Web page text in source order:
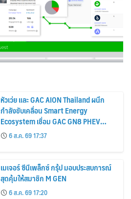
หัวเว่ย และ GAC AION Thailand ผนึก
กำลังขับเคลื่อน Smart Energy
Ecosystem เชื่อม GAC GN8 PHEV
รถยนต์ MPV ระดับพรีเมียม เข้ากับ
พลังงานแสงอาทิตย์ภายในบ้าน
6 ส.ค. 69 17:37
เมเจอร์ ซีนีเพล็กซ์ กรุ้ป มอบประสบการณ์
สุดคุ้มให้สมาชิก M GEN
6 ส.ค. 69 17:20